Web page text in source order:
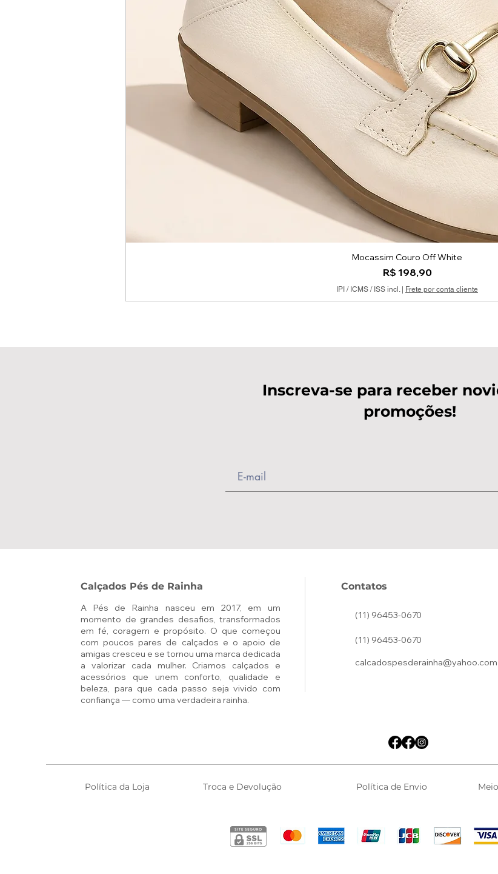
Visualização rápida
Mocassim Couro Off White
Preço
R$ 198,90
IPI / ICMS / ISS incl.| Frete por conta cliente
Inscreva-se para receber
promoções!
Calçados Pés de Rainha
A Pés de Rainha nasceu em 2017, em um
momento de grandes desafios, transformados
em fé, coragem e propósito. O que começou
com poucos pares de calçados e o apoio de
amigas cresceu e se tornou uma marca dedicada
a valorizar cada mulher. Criamos calçados e
acessórios que unem conforto, qualidade e
beleza, para que cada passo seja vivido com
confiança — como uma verdadeira rainha.
Contatos
(11) 96453-0670
(11) 96453-0670
calcadospesderainha@yahoo.com
Política da Loja Troca e Devolução Política de Envio